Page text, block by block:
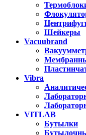
Шейкеры
Vacuubrand
Vibra
VITLAB
Бутылки